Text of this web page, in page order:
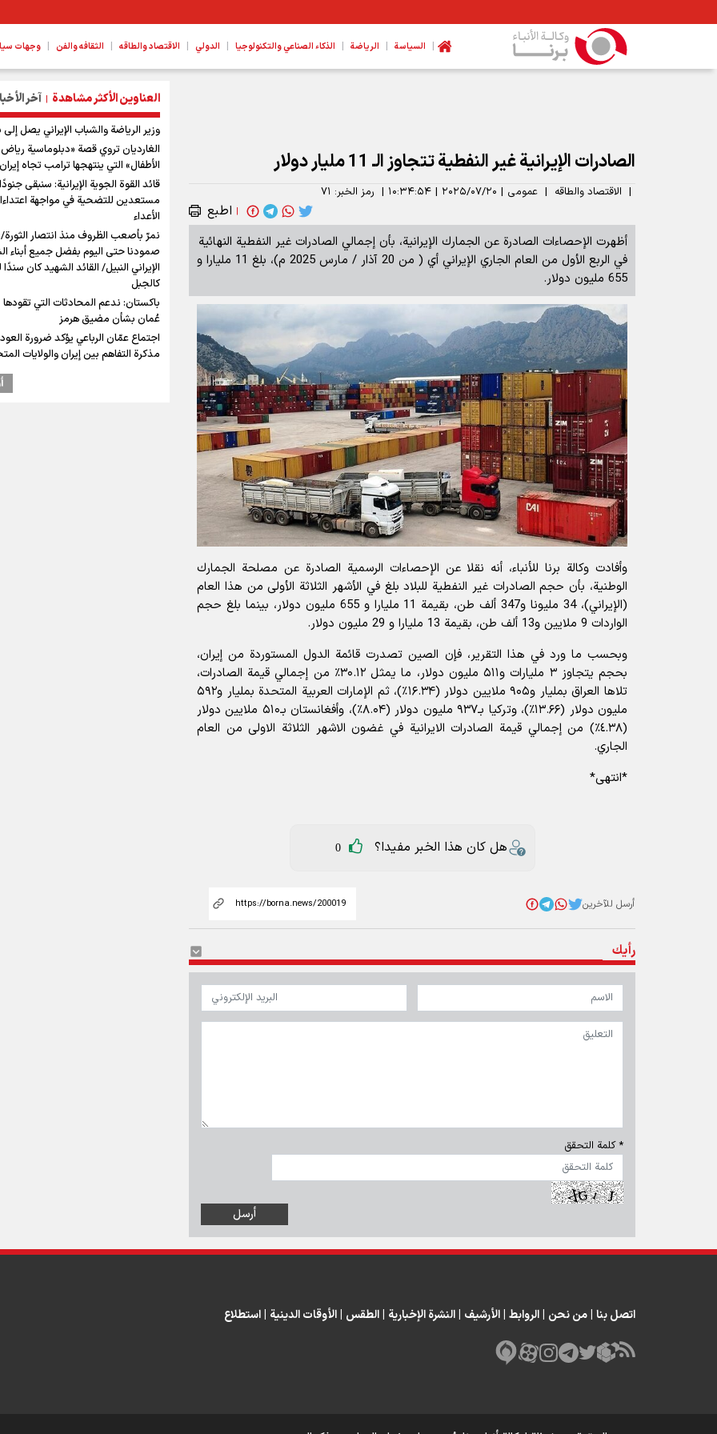
| السیاسة | الرياضة | الذكاء الصناعي والتكنولوجيا | الدولي | الاقتصاد والطاقه | الثقافه والفن | وجهات
الصادرات الإيرانية غير النفطية تتجاوز الـ 11 مليار دولار
| الاقتصاد والطاقه | عمومی | ۲۰۲۵/۰۷/۲۰ | ۱۰:۳۴:۵۴ | رمز الخبر: ۷۱
| اطبع
أظهرت الإحصاءات الصادرة عن الجمارك الإيرانية، بأن إجمالي الصادرات غير النفطية النهائية
في الربع الأول من العام الجاري الإيراني أي ( من 20 آذار / مارس 2025 م)، بلغ 11 مليارا و
655 مليون دولار.
وأفادت وكالة برنا للأنباء، أنه نقلا عن الإحصاءات الرسمية الصادرة عن مصلحة الجمارك
الوطنية، بأن حجم الصادرات غير النفطية للبلاد بلغ في الأشهر الثلاثة الأولى من هذا العام
(الإيراني)، 34 مليونا و347 ألف طن، بقيمة 11 مليارا و 655 مليون دولار، بينما بلغ حجم
الواردات 9 ملايين و13 ألف طن، بقيمة 13 مليارا و 29 مليون دولار.
وبحسب ما ورد في هذا التقرير، فإن الصين تصدرت قائمة الدول المستوردة من إيران،
بحجم يتجاوز ۳ مليارات و۵۱۱ مليون دولار، ما يمثل ۳۰.۱۲٪ من إجمالي قيمة الصادرات،
تلاها العراق بمليار و۹۰۵ ملايين دولار (۱۶.۳۴٪)، ثم الإمارات العربية المتحدة بمليار و۵۹۲
مليون دولار (۱۳.۶۶٪)، وتركيا بـ۹۳۷ مليون دولار (۸.۰۴٪)، وأفغانستان بـ۵۱۰ ملايين دولار
(٤.۳۸٪) من إجمالي قيمة الصادرات الايرانية في غضون الاشهر الثلاثة الاولى من العام
الجاري.
*انتهى*
هل كان هذا الخبر مفيدا؟ 0
أرسل للآخرين
رأيك
* كلمة التحقق
العناوين الأكثر مشاهدة | آخر
وزير الرياضة والشباب الإيراني يصل إلى
الغارديان تروي قصة «دبلوماسية رياض
الأطفال» التي ينتهجها ترامب تجاه إيران
قائد القوة الجوية الإيرانية: سنبقى
مستعدين للتضحية في مواجهة
الأعداء
نمرّ بأصعب الظروف منذ انتصار الثورة/
صمودنا حتى اليوم بفضل جميع أبناء
الإيراني النبيل/ القائد الشهيد كان سندًا
كالجبل
باكستان: ندعم المحادثات التي
عُمان بشأن مضيق هرمز
اجتماع عمّان الرباعي يؤكد ضرورة
مذكرة التفاهم بين إيران والولايات
اتصل بنا |من نحن |الروابط |الأرشيف |النشرة الإخبارية |الطقس |الأوقات الدينية |استطلاع